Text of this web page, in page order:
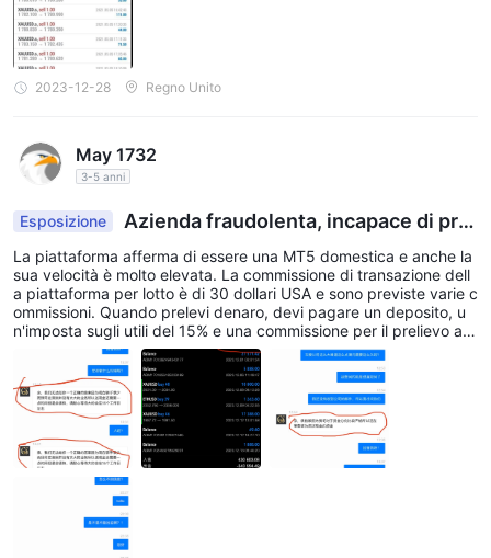
2023-12-28 Regno Unito
May 1732
3-5 anni
Esposizione
Azienda fraudolenta, incapace di prel
evare fondi
La piattaforma afferma di essere una MT5 domestica e anche la
sua velocità è molto elevata. La commissione di transazione dell
a piattaforma per lotto è di 30 dollari USA e sono previste varie c
ommissioni. Quando prelevi denaro, devi pagare un deposito, u
n'imposta sugli utili del 15% e una commissione per il prelievo ac
celerato del 10%. Dall'inizio ad oggi ho investito un capitale di cir
ca 180.000,00 dollari USA e il saldo attuale è di 1.350.000,00 R
MB. Ho richiesto un prelievo il 16 novembre 2023. Hanno detto c
he posso prelevare denaro in contanti e che arriverà sul mio cont
o entro 1-3 giorni, ma devo aggiungere una commissione acceler
ata del 10%. Il 23 ho richiesto un prelievo di contanti di 343.554,
49 USD, ma ad oggi non ho ricevuto il pagamento. Il servizio clie
nti ha risposto la prima volta, ma poi ha smesso di rispondere!